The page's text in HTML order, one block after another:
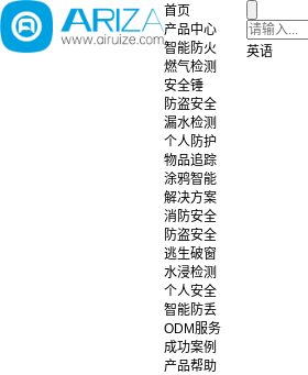
首页
产品中心
智能防火
燃气检测
安全锤
防盗安全
漏水检测
个人防护
物品追踪
涂鸦智能
解决方案
消防安全
防盗安全
逃生破窗
水浸检测
个人安全
智能防丢
ODM服务
成功案例
产品帮助
英语